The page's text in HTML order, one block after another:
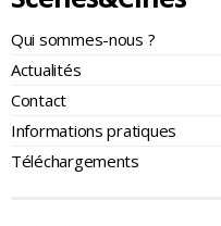
Qui sommes-nous ?
Actualités
Contact
Informations pratiques
Téléchargements